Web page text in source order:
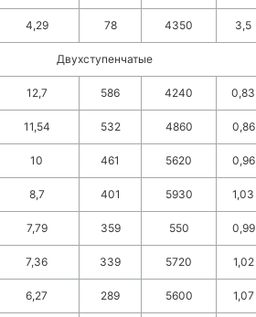
4,29 78 4350 3,5
Двухступенчатые
12,7 586 4240 0,83
11,54 532 4860 0,86
10 461 5620 0,96
8,7 401 5930 1,03
7,79 359 550 0,99
7,36 339 5720 1,02
6,27 289 5600 1,07